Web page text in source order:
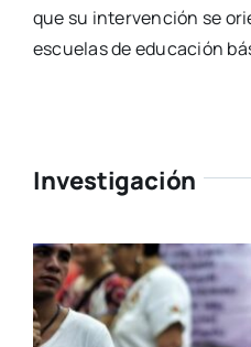
que su intervención se
escuelas de educación
Investigación